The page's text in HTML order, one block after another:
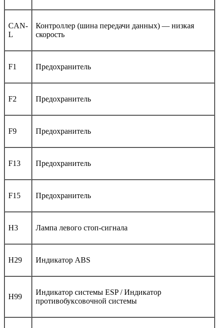
CAN-
L
Контроллер (шина передачи данных) — низкая
скорость
F1 Предохранитель
F2 Предохранитель
F9 Предохранитель
F13 Предохранитель
F15 Предохранитель
H3 Лампа левого стоп-сигнала
H29 Индикатор ABS
H99
Индикатор системы ESP / Индикатор
противобуксовочной системы